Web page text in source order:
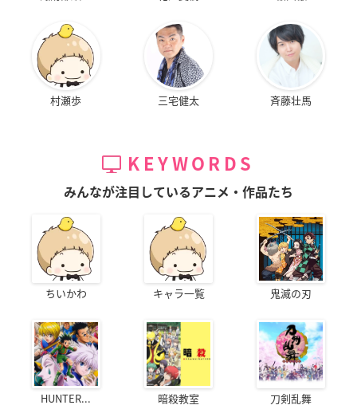
村瀬歩 三宅健太 斉藤壮馬
KEYWORDS
みんなが注目しているアニメ・作品たち
ちいかわ キャラ一覧 鬼滅の刃
HUNTER... 暗殺教室 刀剣乱舞